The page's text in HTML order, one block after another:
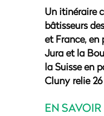
Un itinéraire
bâtisseurs
et France, en
Jura et la
la Suisse en
Cluny relie
EN